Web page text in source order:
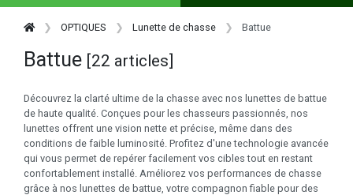
OPTIQUES Lunette de chasse Battue
Battue [22 articles]
Découvrez la clarté ultime de la chasse avec nos lunettes de battue
de haute qualité. Conçues pour les chasseurs passionnés, nos
lunettes offrent une vision nette et précise, même dans des
conditions de faible luminosité. Profitez d'une technologie avancée
qui vous permet de repérer facilement vos cibles tout en restant
confortablement installé. Améliorez vos performances de chasse
grâce à nos lunettes de battue, votre compagnon fiable pour des